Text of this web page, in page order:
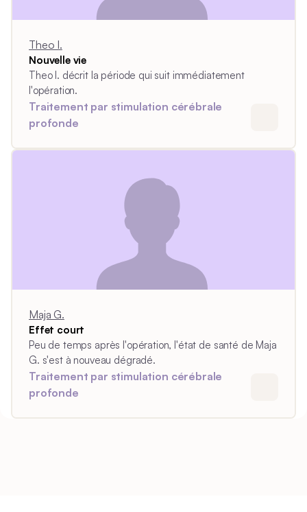
Theo I.
Nouvelle vie
Theo I. décrit la période qui suit immédiatement
l'opération.
Traitement par stimulation cérébrale
profonde
Maja G.
Effet court
Peu de temps après l'opération, l'état de santé de Maja
G. s'est à nouveau dégradé.
Traitement par stimulation cérébrale
profonde